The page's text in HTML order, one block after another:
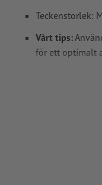
Teckenstorlek:
Vårt tips:
för ett optimalt
Linjetjocklek: